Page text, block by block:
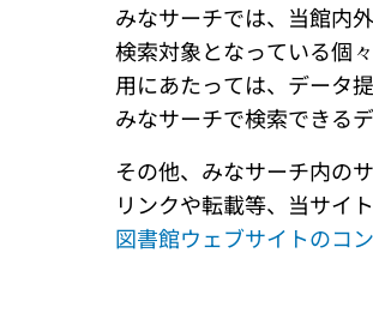
みなサーチでは、当館内
検索対象となっている個
用にあたっては、データ
みなサーチで検索できる
その他、みなサーチ内の
リンクや転載等、当サイ
図書館ウェブサイトのコ